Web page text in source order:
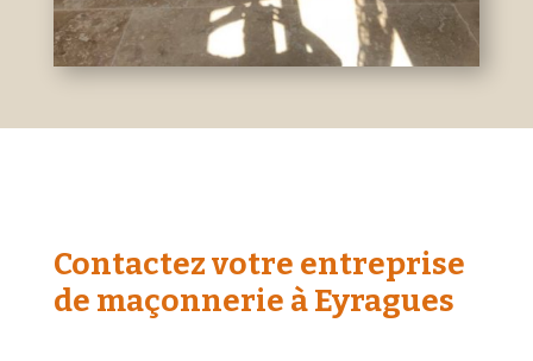
Contactez votre entreprise
de maçonnerie à Eyragues